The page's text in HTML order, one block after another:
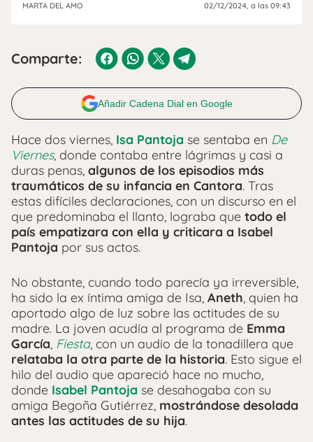
MARTA DEL AMO 02/12/2024, a las 09:43
Comparte:
Añadir Cadena Dial en Google
Hace dos viernes, Isa Pantoja se sentaba en De
Viernes, donde contaba entre lágrimas y casi a
duras penas, algunos de los episodios más
traumáticos de su infancia en Cantora. Tras
estas difíciles declaraciones, con un discurso en el
que predominaba el llanto, lograba que todo el
país empatizara con ella y criticara a Isabel
Pantoja por sus actos.
No obstante, cuando todo parecía ya irreversible,
ha sido la ex íntima amiga de Isa, Aneth, quien ha
aportado algo de luz sobre las actitudes de su
madre. La joven acudía al programa de Emma
García, Fiesta, con un audio de la tonadillera que
relataba la otra parte de la historia. Esto sigue el
hilo del audio que apareció hace no mucho,
donde Isabel Pantoja se desahogaba con su
amiga Begoña Gutiérrez, mostrándose desolada
antes las actitudes de su hija.